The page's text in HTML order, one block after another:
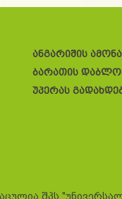
ანგარიშის
ბარათის
უპერას
შპს